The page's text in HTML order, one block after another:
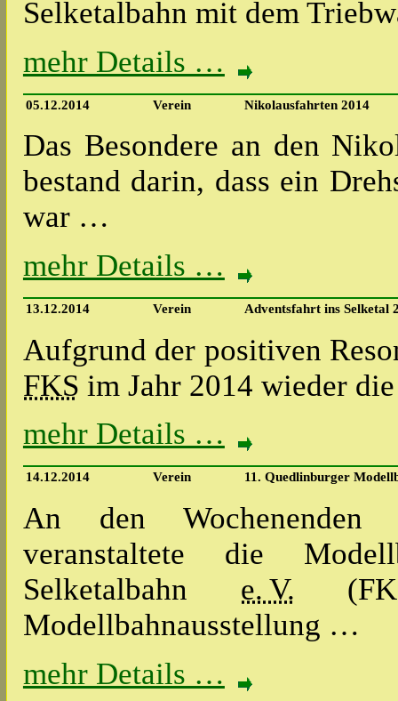
Selketalbahn mit dem
mehr Details …
05.12.2014 Verein Nikolausfahrten 2014
Das Besondere an den
bestand darin, dass ein
war …
mehr Details …
13.12.2014 Verein Adventsfahrt ins Selketal
Aufgrund der positiven
FKS im Jahr 2014 wieder
mehr Details …
14.12.2014 Verein 11. Quedlinburger
An den Wochenenden
veranstaltete die
Selketalbahn e. V.
Modellbahnausstellung …
mehr Details …